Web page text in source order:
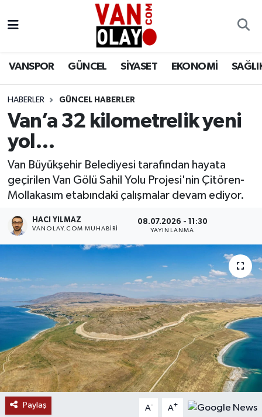
VANSPOR GÜNCEL SİYASET EKONOMİ
HABERLER GÜNCEL HABERLER
Van’a 32 kilometrelik yeni
yol…
Van Büyükşehir Belediyesi tarafından hayata
geçirilen Van Gölü Sahil Yolu Projesi'nin Çitören-
Mollakasım etabındaki çalışmalar devam ediyor.
HACI YILMAZ
VANOLAY.COM MUHABIRI
08.07.2026 - 11:30
YAYINLANMA
Paylaş A- A+
Siyaset
Ekonomi
Sağlık
Eğitim
Bilim & Teknoloji
RESMİ İLANLAR
Van Nöbetçi Eczaneler
Van Namaz Vakitleri
Van Trafik Yoğunluk Haritası
Süper Lig Puan Durumu ve Fikstür
Tüm Manşetler
Son Dakika Haberleri
Haber Arşivi